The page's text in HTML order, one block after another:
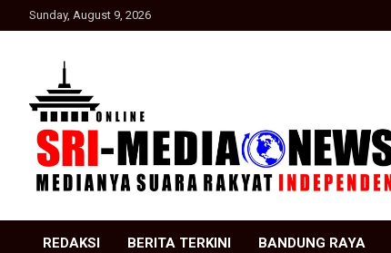
to
Sunday, August 9, 2026
SRI Media news
REDAKSI BERITA TERKINI BANDUNG RAYA